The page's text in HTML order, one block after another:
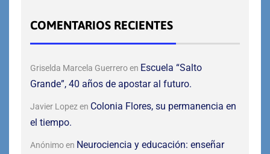
COMENTARIOS RECIENTES
Griselda Marcela Guerreroen Escuela “Salto
Grande”, 40 años de apostar al futuro.
Javier Lopezen Colonia Flores, su permanencia en
el tiempo.
Anónimoen Neurociencia y educación: enseñar